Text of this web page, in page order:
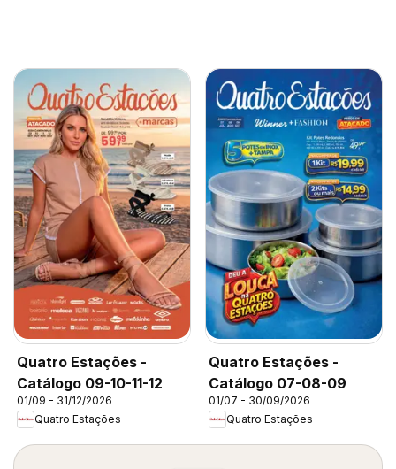
Quatro Estações -
Catálogo 09-10-11-12
01/09 - 31/12/2026
Quatro Estações
Quatro Estações -
Catálogo 07-08-09
01/07 - 30/09/2026
Quatro Estações